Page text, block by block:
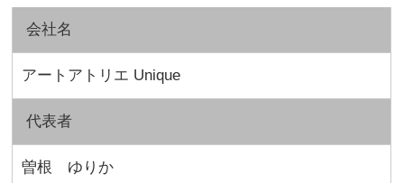
会社名
アートアトリエ Unique
代表者
曽根 ゆりか